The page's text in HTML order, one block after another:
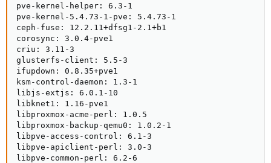
pve-kernel-helper: 6.3-1
pve-kernel-5.4.73-1-pve: 5.4.73-1
ceph-fuse: 12.2.11+dfsg1-2.1+b1
corosync: 3.0.4-pve1
criu: 3.11-3
glusterfs-client: 5.5-3
ifupdown: 0.8.35+pve1
ksm-control-daemon: 1.3-1
libjs-extjs: 6.0.1-10
libknet1: 1.16-pve1
libproxmox-acme-perl: 1.0.5
libproxmox-backup-qemu0: 1.0.2-1
libpve-access-control: 6.1-3
libpve-apiclient-perl: 3.0-3
libpve-common-perl: 6.2-6